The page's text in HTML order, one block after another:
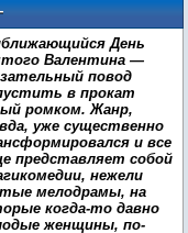
День
Валентина —
повод
в прокат
ромком. Жанр,
уже существенно
и все
представляет собой
нежели
мелодрамы, на
когда-то давно
женщины, по-